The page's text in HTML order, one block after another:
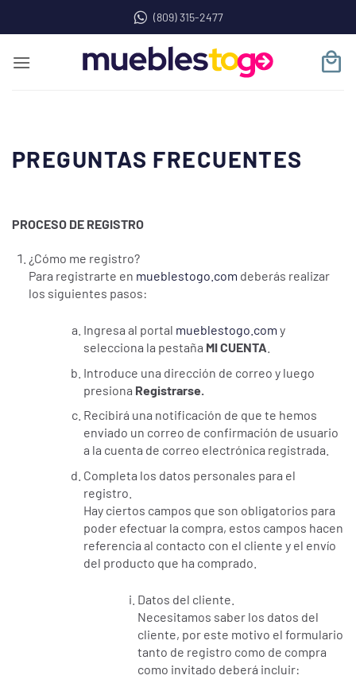
(809) 315-2477
PREGUNTAS FRECUENTES
PROCESO DE REGISTRO
¿Cómo me registro?
Para registrarte en mueblestogo.com deberás realizar
los siguientes pasos:
Ingresa al portal mueblestogo.com y
selecciona la pestaña MI CUENTA
Introduce una dirección de correo y luego
presiona Registrarse.
Recibirá una notificación de que te hemos
enviado un correo de confirmación de usuario
a la cuenta de correo electrónica registrada.
Completa los datos personales para el
registro.
Hay ciertos campos que son obligatorios para
poder efectuar la compra, estos campos hacen
referencia al contacto con el cliente y el envío
del producto que ha comprado.
Datos del cliente.
Necesitamos saber los datos del
cliente, por este motivo el formulario
tanto de registro como de compra
como invitado deberá incluir: